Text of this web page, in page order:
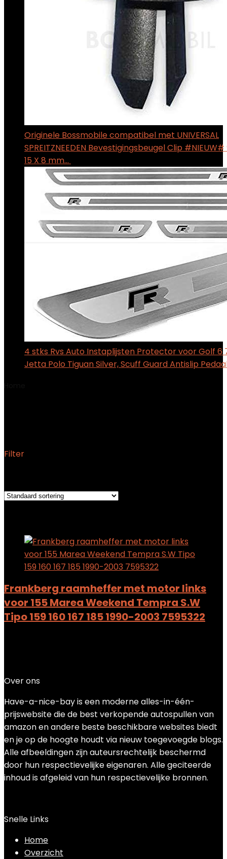
Originele Bossmobile compatibel met UNIVERSAL
SPREITZNEEDEN Bevestigingsbeugel Clip #NIEUW#
15 X 8 mm…
4 stks Rvs Auto Instaplijsten Protector voor Golf 6
Jetta Polo Tiguan Silver, Scuff Guard Antislip
Filter
Frankberg raamheffer met motor links
voor 155 Marea Weekend Tempra S.W
Tipo 159 160 167 185 1990-2003 7595322
Over ons
Have-a-nice-bay is een moderne alles-in-één-
prijswebsite die de best verkopende autospullen van
amazon en andere beste beschikbare websites biedt
en je op de hoogte houdt via nieuw toegevoegde blogs.
Alle afbeeldingen zijn auteursrechtelijk beschermd
door hun respectievelijke eigenaren. Alle geciteerde
inhoud is afgeleid van hun respectievelijke bronnen.
Snelle Links
Home
Overzicht